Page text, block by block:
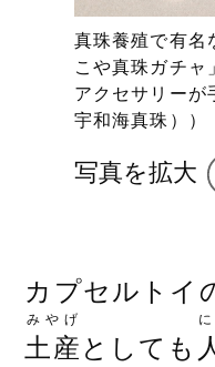
真珠養殖で有名
こや真珠ガチ
アクセサリーが
宇和海真珠））
写真を拡大
カプセルトイ
土産
みやげ
としても